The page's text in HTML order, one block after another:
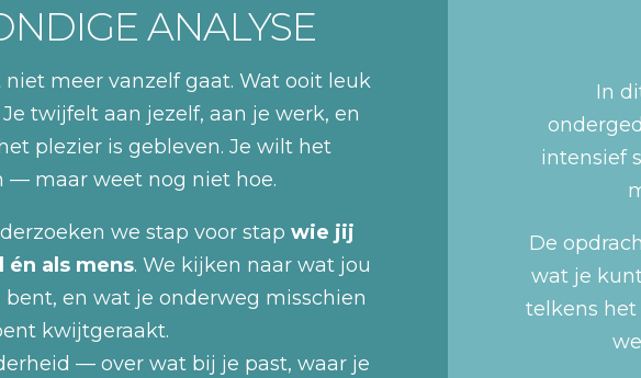
ANALYSE
meer vanzelf gaat. Wat ooit leuk
twijfelt aan jezelf, aan je werk, en
plezier is gebleven. Je wilt het
— maar weet nog niet hoe.
we stap voor stap wie jij
én als mens. We kijken naar wat jou
en wat je onderweg misschien
kwijtgeraakt.
— over wat bij je past, waar je
In
intensief
De
wat je
telkens